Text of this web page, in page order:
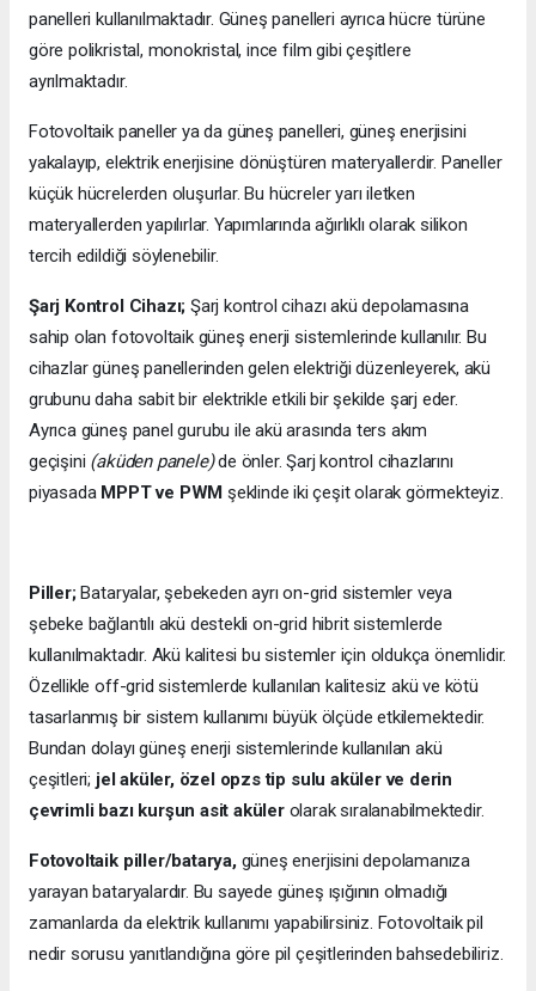
panelleri kullanılmaktadır. Güneş panelleri ayrıca hücre türüne
göre polikristal, monokristal, ince film gibi çeşitlere
ayrılmaktadır.
Fotovoltaik paneller ya da güneş panelleri, güneş enerjisini
yakalayıp, elektrik enerjisine dönüştüren materyallerdir. Paneller
küçük hücrelerden oluşurlar. Bu hücreler yarı iletken
materyallerden yapılırlar. Yapımlarında ağırlıklı olarak silikon
tercih edildiği söylenebilir.
Şarj Kontrol Cihazı; Şarj kontrol cihazı akü depolamasına
sahip olan fotovoltaik güneş enerji sistemlerinde kullanılır. Bu
cihazlar güneş panellerinden gelen elektriği düzenleyerek, akü
grubunu daha sabit bir elektrikle etkili bir şekilde şarj eder.
Ayrıca güneş panel gurubu ile akü arasında ters akım
geçişini (aküden panele)de önler. Şarj kontrol cihazlarını
piyasada MPPT ve PWM şeklinde iki çeşit olarak görmekteyiz.
Piller;Bataryalar, şebekeden ayrı on-grid sistemler veya
şebeke bağlantılı akü destekli on-grid hibrit sistemlerde
kullanılmaktadır. Akü kalitesi bu sistemler için oldukça önemlidir.
Özellikle off-grid sistemlerde kullanılan kalitesiz akü ve kötü
tasarlanmış bir sistem kullanımı büyük ölçüde etkilemektedir.
Bundan dolayı güneş enerji sistemlerinde kullanılan akü
çeşitleri; jel aküler, özel opzs tip sulu aküler ve derin
çevrimli bazı kurşun asit akülerolarak sıralanabilmektedir.
Fotovoltaik piller/batarya,güneş enerjisini depolamanıza
yarayan bataryalardır. Bu sayede güneş ışığının olmadığı
zamanlarda da elektrik kullanımı yapabilirsiniz. Fotovoltaik pil
nedir sorusu yanıtlandığına göre pil çeşitlerinden bahsedebiliriz.